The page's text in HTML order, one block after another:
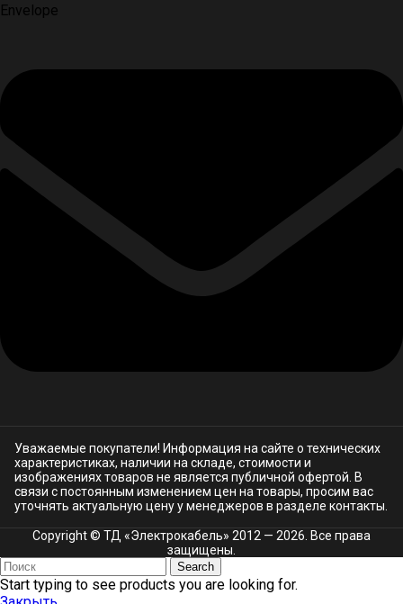
Envelope
Уважаемые покупатели! Информация на сайте о технических
характеристиках, наличии на складе, стоимости и
изображениях товаров не является публичной офертой. В
связи с постоянным изменением цен на товары, просим вас
уточнять актуальную цену у менеджеров в разделе контакты.
Copyright © ТД «Электрокабель»​ 2012 — 2026. Все права
защищены.
Search
Start typing to see products you are looking for.